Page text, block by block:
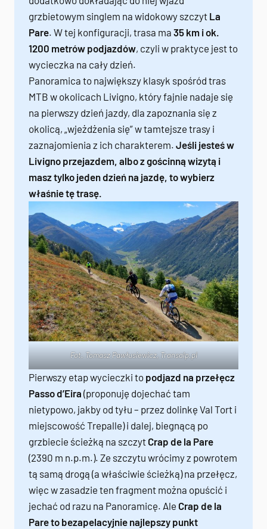
grzbietowym singlem na widokowy szczyt La
Pare. W tej konfiguracji, trasa ma 35 km i ok.
1200 metrów podjazdów, czyli w praktyce jest to
wycieczka na cały dzień.
Panoramica to największy klasyk spośród tras
MTB w okolicach Livigno, który fajnie nadaje się
na pierwszy dzień jazdy, dla zapoznania się z
okolicą, „wjeżdżenia się” w tamtejsze trasy i
zaznajomienia z ich charakterem. Jeśli jesteś w
Livigno przejazdem, albo z gościnną wizytą i
masz tylko jeden dzień na jazdę, to wybierz
właśnie tę trasę.
Fot. Tomasz Pawłusiewicz, Transalp.pl
Pierwszy etap wycieczki to podjazd na przełęcz
Passo d’Eira (proponuję dojechać tam
nietypowo, jakby od tyłu – przez dolinkę Val Tort i
miejscowość Trepalle) i dalej, biegnącą po
grzbiecie ścieżką na szczyt Crap de la Pare
(2390 m n.p.m.). Ze szczytu wrócimy z powrotem
tą samą drogą (a właściwie ścieżką) na przełęcz,
więc w zasadzie ten fragment można opuścić i
jechać od razu na Panoramicę. Ale Crap de la
Pare to bezapelacyjnie najlepszy punkt